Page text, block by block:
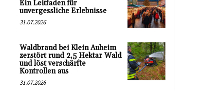
Ein Leitfaden für
unvergessliche Erlebnisse
31.07.2026
Waldbrand bei Klein Auheim
zerstört rund 2,5 Hektar Wald
und löst verschärfte
Kontrollen aus
31.07.2026